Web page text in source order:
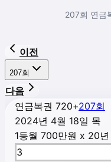
207회 연금
이전
207회
다음
연금복권 720+207회
2024년 4월 18일 목
1등월 700만원 x 20년
3